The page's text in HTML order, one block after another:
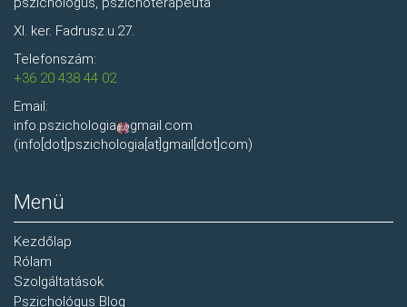
XI. ker. Fadrusz.u.27.
Telefonszám:
+36 20 438 44 02
Email:
info.pszichologia
gmail.com
(info[dot]pszichologia[at]gmail[dot]com)
Menü
Kezdőlap
Rólam
Szolgáltatások
Pszichológus Blog